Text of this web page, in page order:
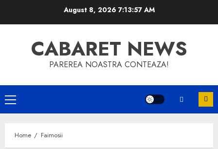
August 8, 2026 7:13:57 AM
CABARET NEWS
PAREREA NOASTRA CONTEAZA!
Primary
Menu
Home Faimosii